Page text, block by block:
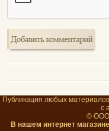
Публикация любых
с
© ООО
В нашем интернет